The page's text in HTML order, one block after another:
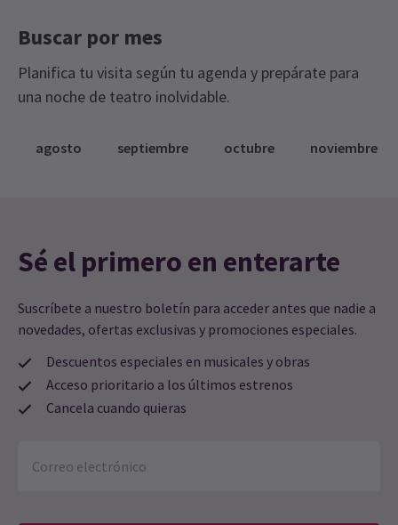
Buscar por mes
Planifica tu visita según tu agenda y prepárate para
una noche de teatro inolvidable.
agosto septiembre octubre noviembre
Sé el primero en enterarte
Suscríbete a nuestro boletín para acceder antes que nadie a
novedades, ofertas exclusivas y promociones especiales.
Descuentos especiales en musicales y obras
Acceso prioritario a los últimos estrenos
Cancela cuando quieras